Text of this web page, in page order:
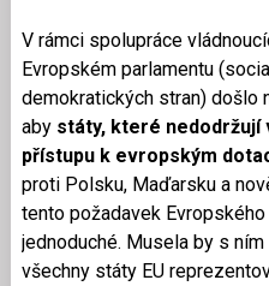
V rámci spolupráce
Evropském parlamentu
demokratických stran) došlo
abystáty, které nedodržují
přístupu k evropským
proti Polsku, Maďarsku a
tento požadavek
jednoduché. Musela by s
všechny státy EU